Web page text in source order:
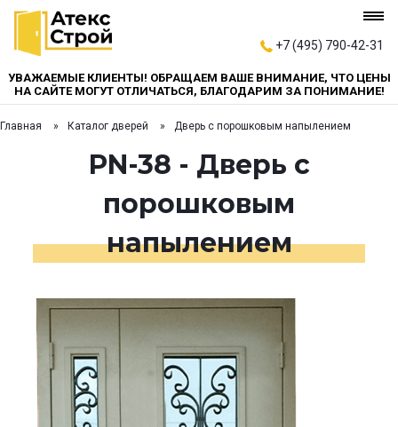
+7 (495) 790-42-31
УВАЖАЕМЫЕ КЛИЕНТЫ! ОБРАЩАЕМ ВАШЕ ВНИМАНИЕ, ЧТО ЦЕНЫ
НА САЙТЕ МОГУТ ОТЛИЧАТЬСЯ, БЛАГОДАРИМ ЗА ПОНИМАНИЕ!
Главная Каталог дверей Дверь с порошковым напылением
PN-38 - Дверь с
порошковым
напылением